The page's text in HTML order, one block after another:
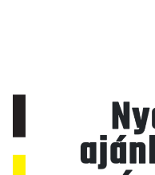
ó